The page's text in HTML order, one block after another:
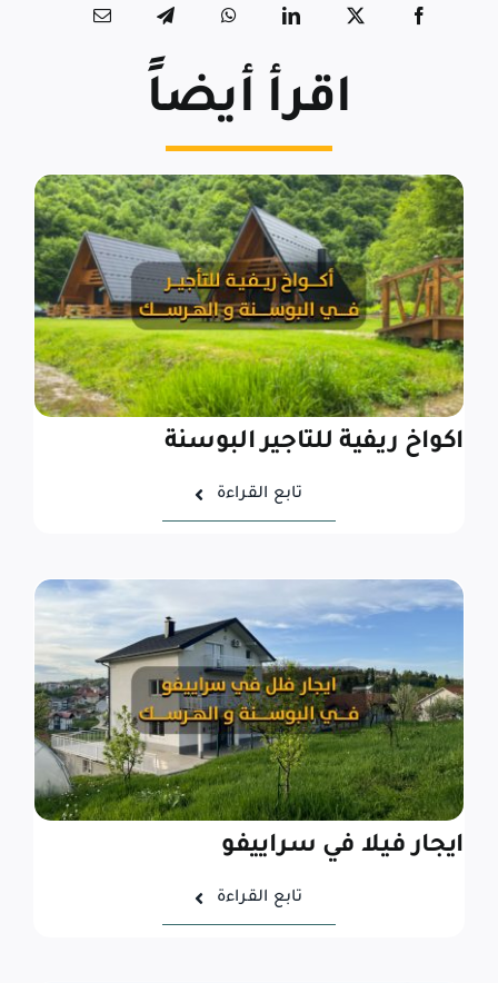
اقرأ أيضاً
اكواخ ريفية للتاجير البوسنة
تابع القراءة
ايجار فيلا في سراييفو
تابع القراءة